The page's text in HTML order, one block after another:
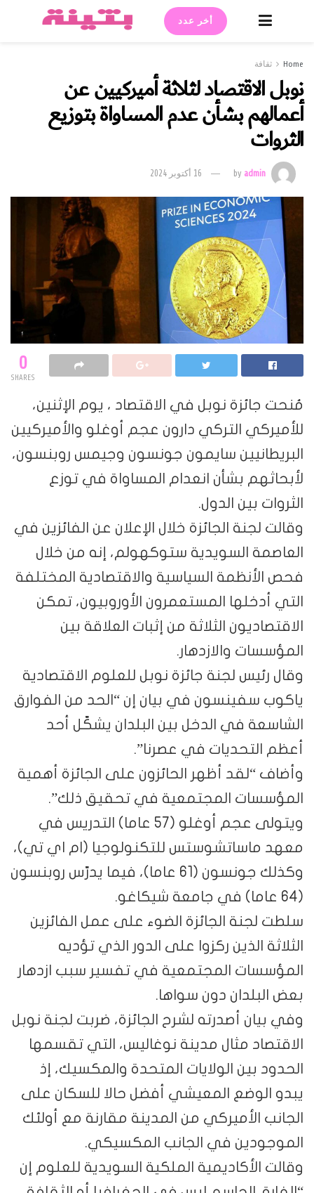
أخر عدد
Home ثقافة
نوبل الاقتصاد لثلاثة أميركيين عن
أعمالهم بشأن عدم المساواة بتوزيع
الثروات
byadmin 16 أكتوبر 2024
0
SHARES
مُنحت جائزة نوبل في الاقتصاد ، يوم الإثنين،
للأميركي التركي دارون عجم أوغلو والأميركيين
البريطانيين سايمون جونسون وجيمس روبنسون،
لأبحاثهم بشأن انعدام المساواة في توزع
الثروات بين الدول.
وقالت لجنة الجائزة خلال الإعلان عن الفائزين في
العاصمة السويدية ستوكهولم، إنه من خلال
فحص الأنظمة السياسية والاقتصادية المختلفة
التي أدخلها المستعمرون الأوروبيون، تمكن
الاقتصاديون الثلاثة من إثبات العلاقة بين
المؤسسات والازدهار.
وقال رئيس لجنة جائزة نوبل للعلوم الاقتصادية
ياكوب سفينسون في بيان إن “الحد من الفوارق
الشاسعة في الدخل بين البلدان يشكّل أحد
أعظم التحديات في عصرنا”.
وأضاف “لقد أظهر الحائزون على الجائزة أهمية
المؤسسات المجتمعية في تحقيق ذلك”.
ويتولى عجم أوغلو (57 عاما) التدريس في
معهد ماساتشوستس للتكنولوجيا (ام اي تي)،
وكذلك جونسون (61 عاما)، فيما يدرّس روبنسون
(64 عاما) في جامعة شيكاغو.
سلطت لجنة الجائزة الضوء على عمل الفائزين
الثلاثة الذين ركزوا على الدور الذي تؤديه
المؤسسات المجتمعية في تفسير سبب ازدهار
بعض البلدان دون سواها.
وفي بيان أصدرته لشرح الجائزة، ضربت لجنة نوبل
الاقتصاد مثال مدينة نوغاليس، التي تقسمها
الحدود بين الولايات المتحدة والمكسيك، إذ
يبدو الوضع المعيشي أفضل حالا للسكان على
الجانب الأميركي من المدينة مقارنة مع أولئك
الموجودين في الجانب المكسيكي.
وقالت الأكاديمية الملكية السويدية للعلوم إن